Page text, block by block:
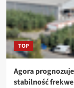
TOP
Agora
stabilność